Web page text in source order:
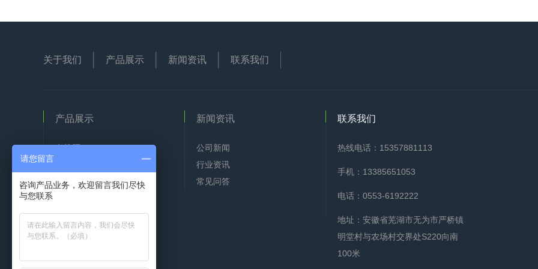
关于我们 产品展示 新闻资讯 联系我们
产品展示
有机肥
花卉有机肥
生物腐植酸有机肥
米公米大米
新闻资讯
公司新闻
行业资讯
常见问答
联系我们
热线电话：15357881113
手机：13385651053
电话：0553-6192222
地址：安徽省芜湖市无为市严桥镇
明堂村与农场村交界处S220向南
100米
请您留言
咨询产品业务，欢迎留言我们尽快
与您联系